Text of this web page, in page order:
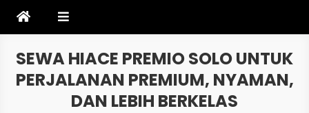
SEWA HIACE PREMIO SOLO UNTUK
PERJALANAN PREMIUM, NYAMAN,
DAN LEBIH BERKELAS